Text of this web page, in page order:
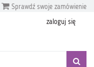
Sprawdź swoje zamówienie
zaloguj się